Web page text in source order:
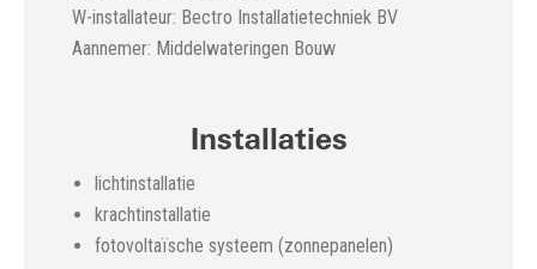
W-installateur: Bectro Installatietechniek BV
Aannemer: Middelwateringen Bouw
Installaties
lichtinstallatie
krachtinstallatie
fotovoltaïsche systeem (zonnepanelen)